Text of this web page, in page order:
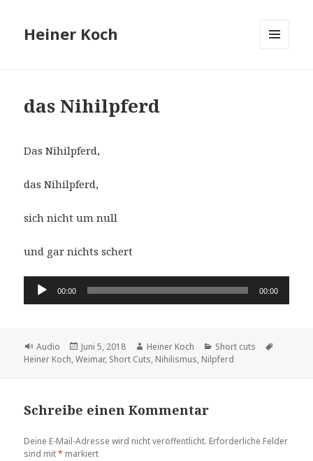
Heiner Koch
das Nihilpferd
Das Nihilpferd,
das Nihilpferd,
sich nicht um null
und gar nichts schert
Audio-
Player
00:00 00:00
Format
Audio
Veröffentlicht
am
Juni 5, 2018 Autor
Heiner Koch Kategorien
Short cuts
Heiner Koch,Weimar, Short Cuts, Nihilismus, Nilpferd
Schreibe einen Kommentar
Deine E-Mail-Adresse wird nicht veröffentlicht. Erforderliche Felder
sind mit* markiert